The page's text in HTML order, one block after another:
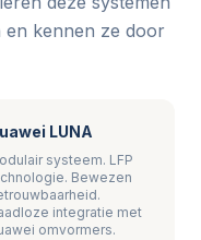
en kennen ze door
LUNA
systeem. LFP
Bewezen
integratie met
omvormers.